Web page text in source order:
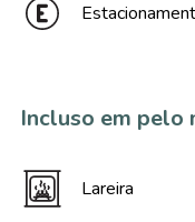
Incluso em pelo
Lareira